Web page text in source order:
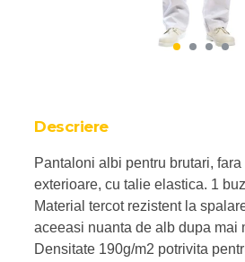
Descriere
Pantaloni albi pentru brutari,
exterioare, cu talie elastica. 1
Material tercot rezistent la
aceeasi nuanta de alb dupa mai
Densitate 190g/m2 potrivita